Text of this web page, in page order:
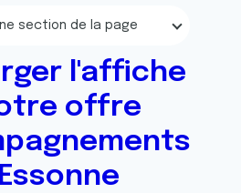
section de la page
l'affiche
offre